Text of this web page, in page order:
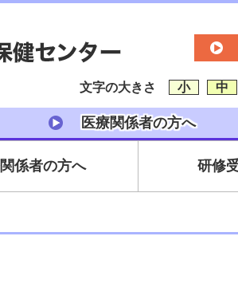
文字の大きさ 小 中
医療関係者の方へ
係者の方へ 研修